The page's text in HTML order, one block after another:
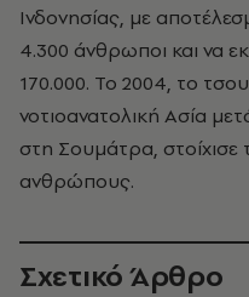
Ινδονησίας, με
4.300 άνθρωποι και να
170.000. Το 2004, το
νοτιοανατολική Ασία
στη Σουμάτρα, στοίχισε
ανθρώπους.
Σχετικό Άρθρο